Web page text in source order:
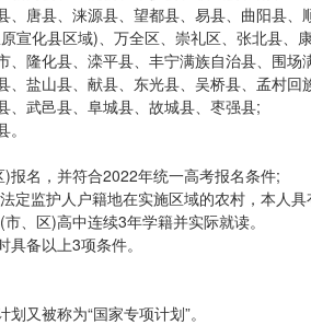
、唐县、涞源县、望都县、易县、曲阳县、
宣化县区域)、万全区、崇礼区、张北县
、隆化县、滦平县、丰宁满族自治县、围
、盐山县、献县、东光县、吴桥县、孟村回
、武邑县、阜城县、故城县、枣强县;
报名，并符合2022年统一高考报名条件;
定监护人户籍地在实施区域的农村，本人
、区)高中连续3年学籍并实际就读。
备以上3项条件。
又被称为“国家专项计划”。